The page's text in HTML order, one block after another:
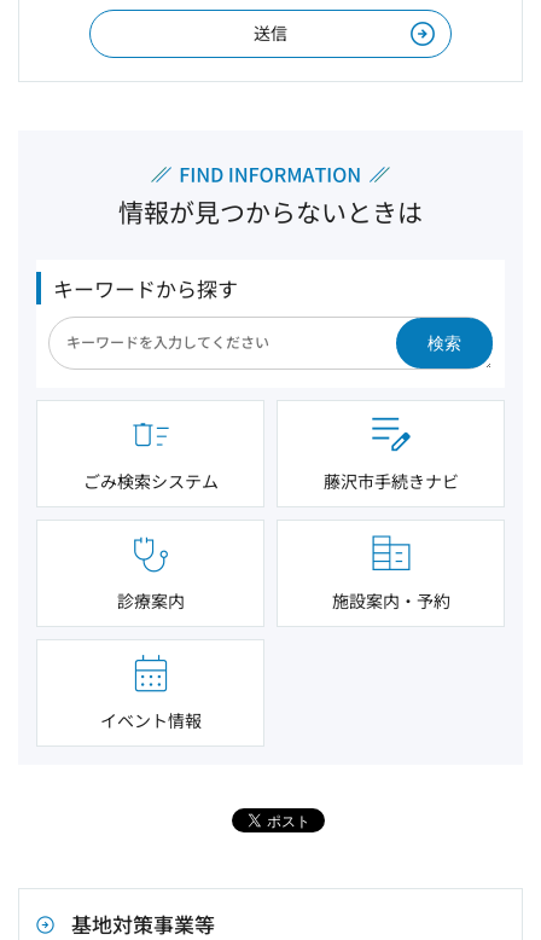
情報が見つからないときは
キーワードから探す
検索
ごみ検索システム 藤沢市手続きナビ
診療案内 施設案内・予約
イベント情報
基地対策事業等